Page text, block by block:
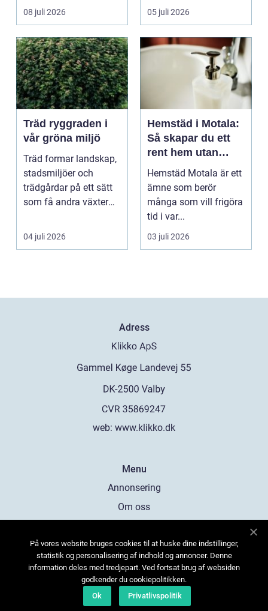
ekonomi i samma p...
08 juli 2026 05 juli 2026
Träd ryggraden i
vår gröna miljö
Träd formar landskap,
stadsmiljöer och
trädgårdar på ett sätt
som få andra växter
04 juli 2026
Hemstäd i Motala:
Så skapar du ett
rent hem utan
stress
Hemstäd Motala är ett
ämne som berör
många som vill frigöra
tid i var...
03 juli 2026
Adress
web: www.klikko.dk
Menu
Annonsering
Om oss
Kontakta oss
Sitemap
På vores website bruges cookies til at huske dine indstillinger,
statistik og personalisering af indhold og annoncer. Denne
information deles med tredjepart. Ved fortsat brug af websiden
godkender du cookiepolitikken.
Ok
Privatlivspolitik